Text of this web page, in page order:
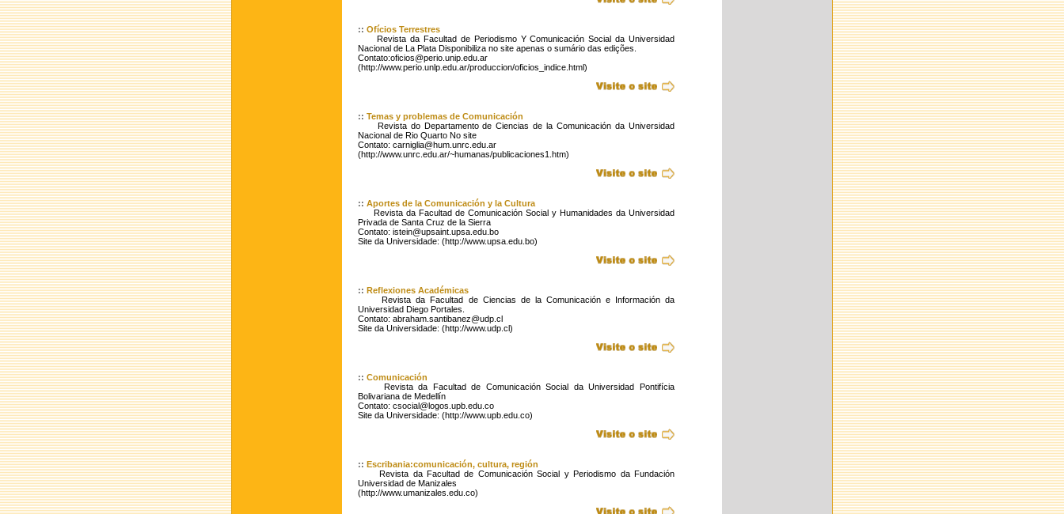
:: Ofícios Terrestres
Revista da Facultad de Periodismo Y Comunicación Social da Universidad
Nacional de La Plata Disponibiliza no site apenas o sumário das edições.
Contato:oficios@perio.unip.edu.ar
(http://www.perio.unlp.edu.ar/produccion/oficios_indice.html)
:: Temas y problemas de Comunicación
Revista do Departamento de Ciencias de la Comunicación da Universidad
Nacional de Rio Quarto No site
Contato: carniglia@hum.unrc.edu.ar
(http://www.unrc.edu.ar/~humanas/publicaciones1.htm)
:: Aportes de la Comunicación y la Cultura
Revista da Facultad de Comunicación Social y Humanidades da Universidad
Privada de Santa Cruz de la Sierra
Contato: istein@upsaint.upsa.edu.bo
Site da Universidade: (http://www.upsa.edu.bo)
:: Reflexiones Académicas
Revista da Facultad de Ciencias de la Comunicación e Información da
Universidad Diego Portales.
Contato: abraham.santibanez@udp.cl
Site da Universidade: (http://www.udp.cl)
:: Comunicación
Revista da Facultad de Comunicación Social da Universidad Pontifícia
Bolivariana de Medellín
Contato: csocial@logos.upb.edu.co
Site da Universidade: (http://www.upb.edu.co)
:: Escribania:comunicación, cultura, región
Revista da Facultad de Comunicación Social y Periodismo da Fundación
Universidad de Manizales
(http://www.umanizales.edu.co)